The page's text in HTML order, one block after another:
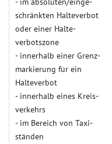
schränkten Halte­verbot
oder einer Halte­
verbots­zone
- inner­halb einer Grenz­
mar­kie­rung für ein
Halte­verbot
- innerhalb eines Kreis­
verkehrs
- im Bereich von Taxi­­­
ständen